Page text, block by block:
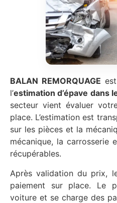
BALAN REMORQUAGE
l’estimation d’épave dans
secteur vient évaluer
place. L’estimation est
sur les pièces et la
mécanique, la carrosserie
récupérables.
Après validation du prix,
paiement sur place. Le
voiture et se charge des